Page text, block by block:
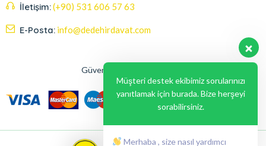
İletişim:(+90) 531 606 57 63
E-Posta: info@dedehirdavat.com
Güvenli Ödeme Seçenekleri
Müşteri destek ekibimiz sorularınızı
yanıtlamak için burada. Bize herşeyi
sorabilirsiniz.
Merhaba , size nasıl yardımcı